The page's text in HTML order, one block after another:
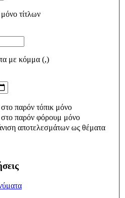
τίτλων
με κόμμα (,)
παρόν τόπικ μόνο
παρόν φόρουμ μόνο
αποτελεσμάτων ως θέματα